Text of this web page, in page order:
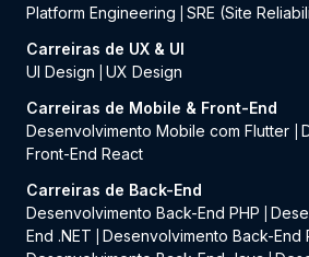
Platform Engineering
SRE (Site
Carreiras de UX & UI
UI Design
UX Design
Carreiras de Mobile & Front-End
Desenvolvimento Mobile com Flutter
Front-End React
Carreiras de Back-End
Desenvolvimento Back-End PHP
End .NET
Desenvolvimento Back-End